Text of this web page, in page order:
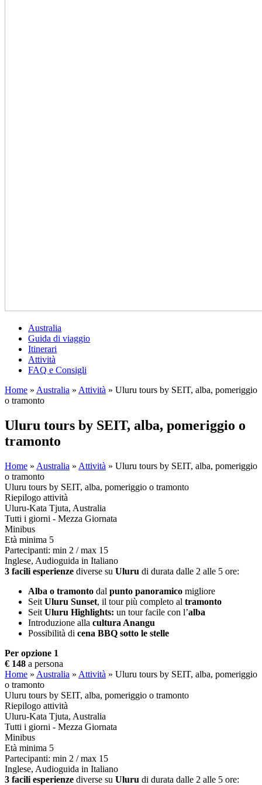
Australia
Guida di viaggio
Itinerari
Attività
FAQ e Consigli
Home » Australia » Attività » Uluru tours by SEIT, alba, pomeriggio
o tramonto
Uluru tours by SEIT, alba, pomeriggio o
tramonto
Home » Australia » Attività » Uluru tours by SEIT, alba, pomeriggio
o tramonto
Uluru tours by SEIT, alba, pomeriggio o tramonto
Riepilogo attività
Uluru-Kata Tjuta, Australia
Tutti i giorni - Mezza Giornata
Minibus
Età minima 5
Partecipanti: min 2 / max 15
Inglese, Audioguida in Italiano
3 facili esperienze diverse su Uluru di durata dalle 2 alle 5 ore:
Alba o tramonto dal punto panoramico migliore
Seit Uluru Sunset, il tour più completo al tramonto
Seit Uluru Highlights: un tour facile con l’alba
Introduzione alla cultura Anangu
Possibilità di cena BBQ sotto le stelle
Per opzione 1
€ 148 a persona
Home » Australia » Attività » Uluru tours by SEIT, alba, pomeriggio
o tramonto
Uluru tours by SEIT, alba, pomeriggio o tramonto
Riepilogo attività
Uluru-Kata Tjuta, Australia
Tutti i giorni - Mezza Giornata
Minibus
Età minima 5
Partecipanti: min 2 / max 15
Inglese, Audioguida in Italiano
3 facili esperienze diverse su Uluru di durata dalle 2 alle 5 ore: